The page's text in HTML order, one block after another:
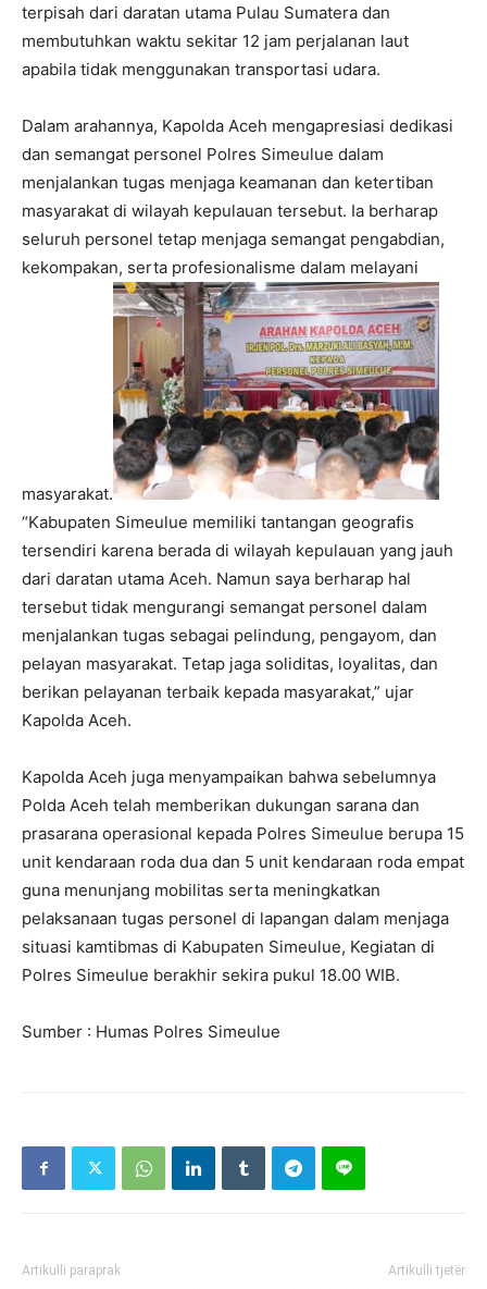
terpisah dari daratan utama Pulau Sumatera dan
membutuhkan waktu sekitar 12 jam perjalanan laut
apabila tidak menggunakan transportasi udara.
Dalam arahannya, Kapolda Aceh mengapresiasi dedikasi
dan semangat personel Polres Simeulue dalam
menjalankan tugas menjaga keamanan dan ketertiban
masyarakat di wilayah kepulauan tersebut. Ia berharap
seluruh personel tetap menjaga semangat pengabdian,
kekompakan, serta profesionalisme dalam melayani
masyarakat.
“Kabupaten Simeulue memiliki tantangan geografis
tersendiri karena berada di wilayah kepulauan yang jauh
dari daratan utama Aceh. Namun saya berharap hal
tersebut tidak mengurangi semangat personel dalam
menjalankan tugas sebagai pelindung, pengayom, dan
pelayan masyarakat. Tetap jaga soliditas, loyalitas, dan
berikan pelayanan terbaik kepada masyarakat,” ujar
Kapolda Aceh.
Kapolda Aceh juga menyampaikan bahwa sebelumnya
Polda Aceh telah memberikan dukungan sarana dan
prasarana operasional kepada Polres Simeulue berupa 15
unit kendaraan roda dua dan 5 unit kendaraan roda empat
guna menunjang mobilitas serta meningkatkan
pelaksanaan tugas personel di lapangan dalam menjaga
situasi kamtibmas di Kabupaten Simeulue, Kegiatan di
Polres Simeulue berakhir sekira pukul 18.00 WIB.
Sumber : Humas Polres Simeulue
Artikulli paraprak Artikulli tjetër